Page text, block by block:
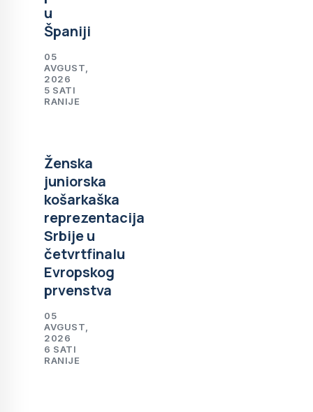
u
Španiji
05
AVGUST,
2026
5 SATI
RANIJE
Ženska
juniorska
košarkaška
reprezentacija
Srbije u
četvrtfinalu
Evropskog
prvenstva
05
AVGUST,
2026
6 SATI
RANIJE